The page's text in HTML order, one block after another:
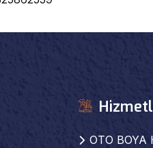
OTO BOYA